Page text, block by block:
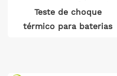
Teste de choque
térmico para baterias